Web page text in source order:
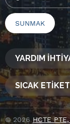
YARDIM
SICAK
© 2026 HCTE